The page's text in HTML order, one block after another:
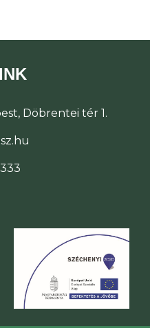
Döbrentei tér 1.